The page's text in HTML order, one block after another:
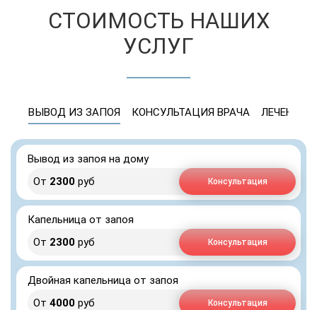
СТОИМОСТЬ НАШИХ
УСЛУГ
ВЫВОД ИЗ ЗАПОЯ КОНСУЛЬТАЦИЯ ВРАЧА ЛЕЧЕНИЕ
Вывод из запоя на дому
От 2300 руб Консультация
Капельница от запоя
От 2300 руб Консультация
Двойная капельница от запоя
От 4000 руб Консультация